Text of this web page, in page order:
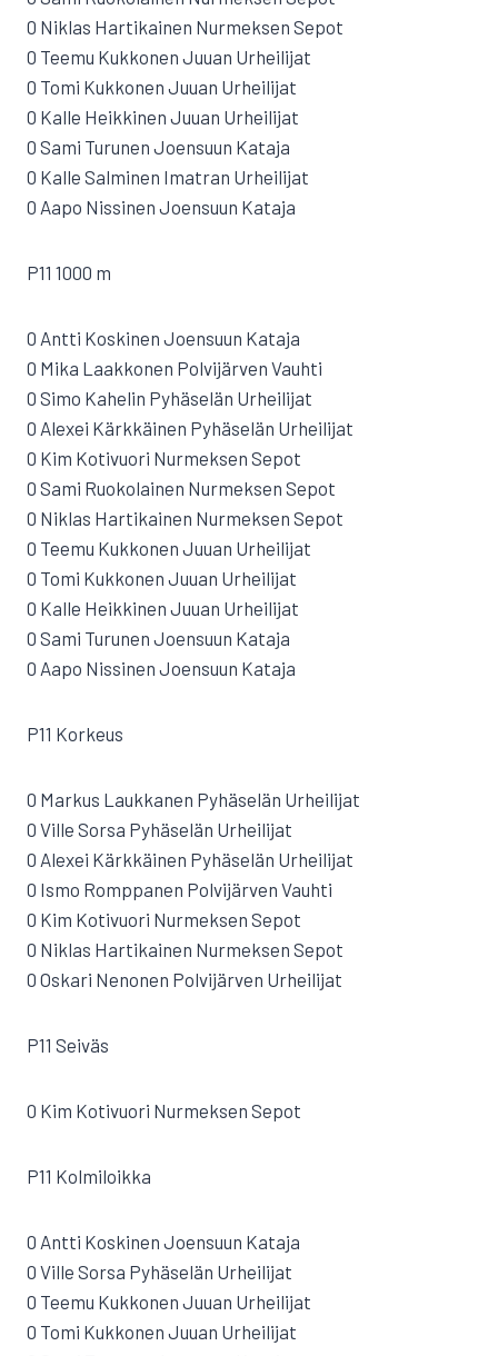
0 Niklas Hartikainen Nurmeksen Sepot
0 Teemu Kukkonen Juuan Urheilijat
0 Tomi Kukkonen Juuan Urheilijat
0 Kalle Heikkinen Juuan Urheilijat
0 Sami Turunen Joensuun Kataja
0 Kalle Salminen Imatran Urheilijat
0 Aapo Nissinen Joensuun Kataja
P11 1000 m
0 Antti Koskinen Joensuun Kataja
0 Mika Laakkonen Polvijärven Vauhti
0 Simo Kahelin Pyhäselän Urheilijat
0 Alexei Kärkkäinen Pyhäselän Urheilijat
0 Kim Kotivuori Nurmeksen Sepot
0 Sami Ruokolainen Nurmeksen Sepot
0 Niklas Hartikainen Nurmeksen Sepot
0 Teemu Kukkonen Juuan Urheilijat
0 Tomi Kukkonen Juuan Urheilijat
0 Kalle Heikkinen Juuan Urheilijat
0 Sami Turunen Joensuun Kataja
0 Aapo Nissinen Joensuun Kataja
P11 Korkeus
0 Markus Laukkanen Pyhäselän Urheilijat
0 Ville Sorsa Pyhäselän Urheilijat
0 Alexei Kärkkäinen Pyhäselän Urheilijat
0 Ismo Romppanen Polvijärven Vauhti
0 Kim Kotivuori Nurmeksen Sepot
0 Niklas Hartikainen Nurmeksen Sepot
0 Oskari Nenonen Polvijärven Urheilijat
P11 Seiväs
0 Kim Kotivuori Nurmeksen Sepot
P11 Kolmiloikka
0 Antti Koskinen Joensuun Kataja
0 Ville Sorsa Pyhäselän Urheilijat
0 Teemu Kukkonen Juuan Urheilijat
0 Tomi Kukkonen Juuan Urheilijat